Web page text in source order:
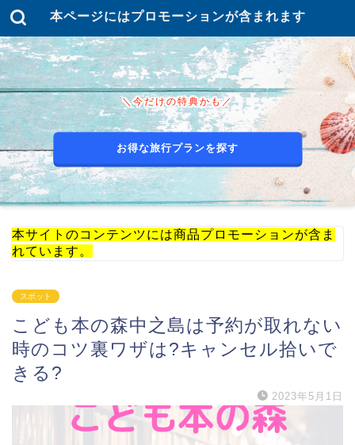
本ページにはプロモーションが含まれます
＼今だけの特典かも／
お得な旅行プランを探す
本サイトのコンテンツには商品プロモーションが含ま
れています。
スポット
こども本の森中之島は予約が取れない
時のコツ裏ワザは?キャンセル拾いで
きる?
2023年5月1日